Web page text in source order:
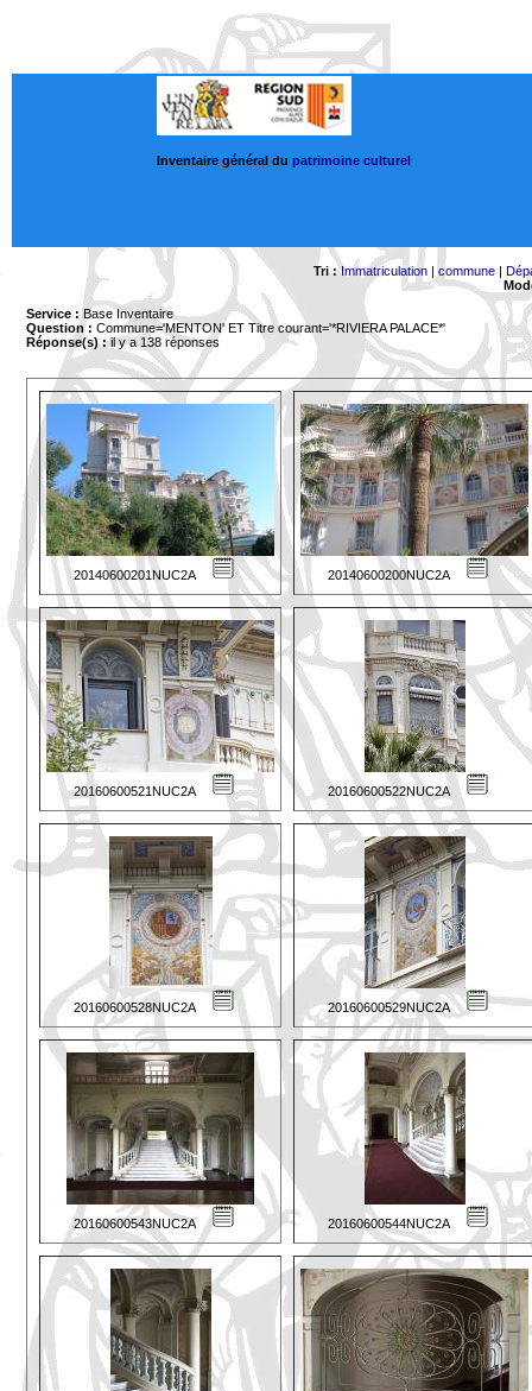
Inventaire général du patrimoine culturel
Tri : Immatriculation |commune |
Service : Base Inventaire
Question : Commune='MENTON' ET Titre courant='*RIVIERA PALACE*'
Réponse(s) :il y a 138 réponses
20140600201NUC2A 20140600200NUC2A
20160600521NUC2A 20160600522NUC2A
20160600528NUC2A 20160600529NUC2A
20160600543NUC2A 20160600544NUC2A